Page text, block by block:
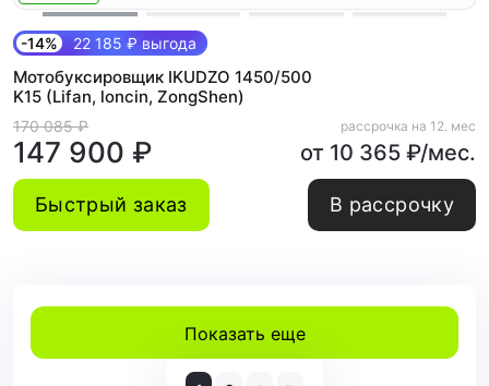
-14% 22 185 ₽ выгода
Мотобуксировщик IKUDZO 1450/500
K15 (Lifan, loncin, ZongShen)
170 085 ₽
147 900 ₽
рассрочка на 12. мес
от 10 365 ₽/мес.
Быстрый заказ В рассрочку
Показать еще